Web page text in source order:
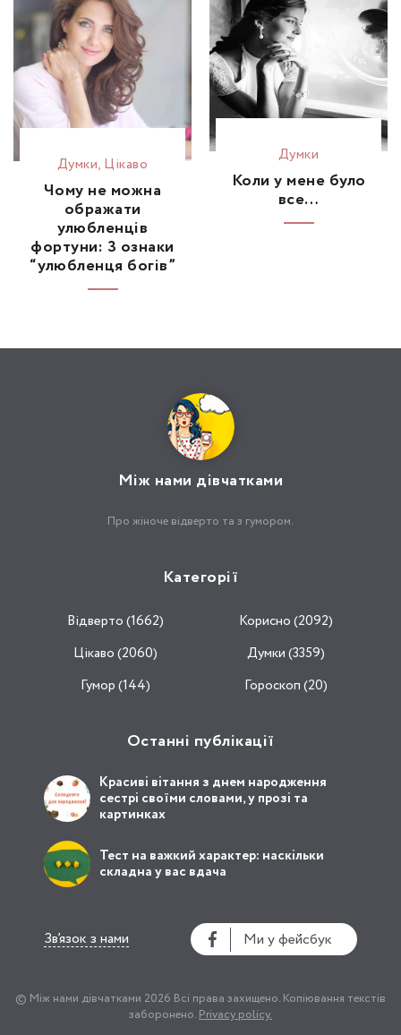
Думки, Цікаво
Чому не можна
ображати
улюбленців
фортуни: 3 ознаки
“улюбленця богів”
Думки
Коли у мене було
все…
Між нами дівчатками
Про жіноче відверто та з гумором.
Категорії
Відвертo (1662)
Корисно (2092)
Цікаво (2060)
Думки (3359)
Гумор (144)
Гороскоп (20)
Останні публікації
Красиві вітання з днем народження
сестрі своїми словами, у прозі та
картинках
Тест на важкий характер: наскільки
складна у вас вдача
Ми у фейсбук
Зв’язок з нами
© Між нами дівчатками 2026 Всі права захищено. Копіювання текстів
заборонено.Privacy policy.